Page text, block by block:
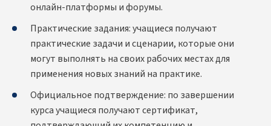
онлайн-платформы и форумы.
Практические задания: учащиеся получают
практические задачи и сценарии, которые они
могут выполнять на своих рабочих местах для
применения новых знаний на практике.
Официальное подтверждение: по завершении
курса учащиеся получают сертификат,